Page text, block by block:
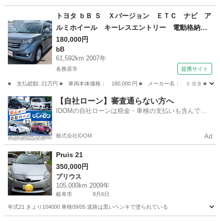
ヴェルファイア 車両
トヨタ ｂＢ Ｓ Ｘバージョン ＥＴＣ ナビ ア
ルミホイール キーレスエントリー 電動格納ミ
ラー ＡＴ 衝突安全ボディ ベンチシート Ａ
ＢＳ ＣＤ ＤＶＤ再生 エアコン パワーステ
アリング 現状渡し （なし）
180,000円
bB
61,592km 2007年
各務原市 提携サイト
■ 支払総額: 21万円 ■ 車両本体価格： 180,000 円 ■ メーカー名： トヨタ ■
岐阜 各務原市 bB
【自社ローン】審査通らない方へ
IDOMの自社ローンは税金・車検の支払いも含んでい
株式会社IDOM Ad
Pruis 21
350,000円
プリウス
105,000km 2009年
岐阜市 8月6日
年式21 きょり104000 車検09/05 道路は黒いペンキで塗られている